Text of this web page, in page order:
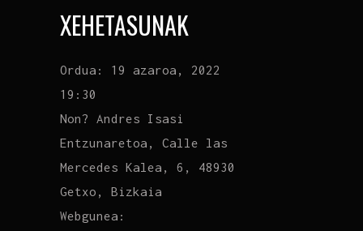
XEHETASUNAK
Ordua:
19 azaroa, 2022
19:30
Non?
Andres Isasi
Entzunaretoa, Calle las
Mercedes Kalea, 6, 48930
Getxo, Bizkaia
Webgunea: